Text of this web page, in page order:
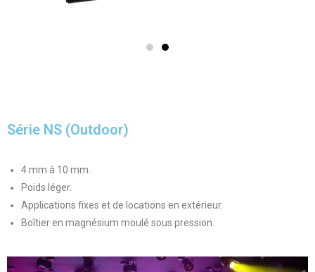
Série NS (Outdoor)
4 mm à 10 mm.
Poids léger.
Applications fixes et de locations en extérieur.
Boîtier en magnésium moulé sous pression.